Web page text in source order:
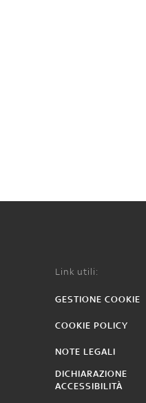
Link utili:
GESTIONE COOKIE
COOKIE POLICY
NOTE LEGALI
DICHIARAZIONE
ACCESSIBILITÀ